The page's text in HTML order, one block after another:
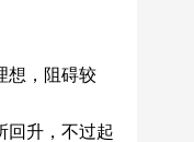
想，阻碍较
回升，不过起